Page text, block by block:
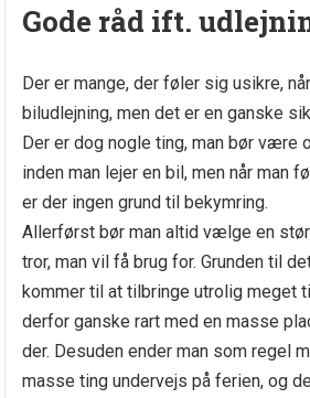
Gode råd ift.
Der er mange, der føler sig usikre,
biludlejning, men det er en ganske
Der er dog nogle ting, man bør være
inden man lejer en bil, men når man
er der ingen grund til bekymring.
Allerførst bør man altid vælge en
tror, man vil få brug for. Grunden til
kommer til at tilbringe utrolig meget
derfor ganske rart med en masse
der. Desuden ender man som regel
masse ting undervejs på ferien, og